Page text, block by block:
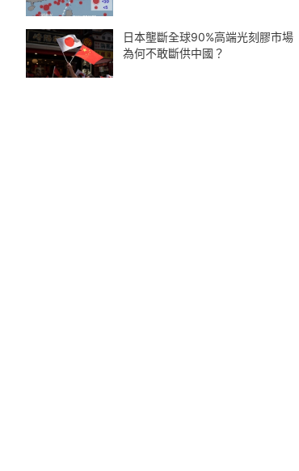
日本壟斷全球90%高端光刻膠市場
為何不敢斷供中國？